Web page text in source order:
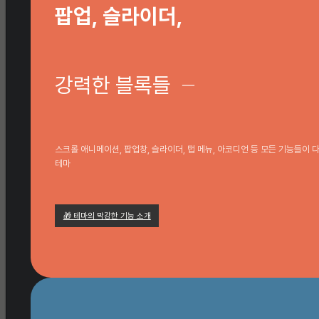
팝업, 슬라이더,
강력한 블록들 ─
스크롤 애니메이션, 팝업창, 슬라이더, 탭 메뉴, 아코디언 등 모든 기능들이
테마
🎁 테마의 막강한 기능 소개